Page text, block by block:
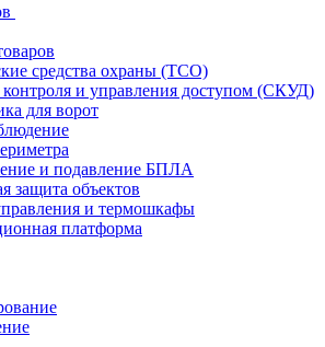
средства охраны (ТСО)
и управления доступом (СКУД)
для ворот
и подавление БПЛА
защита объектов
и термошкафы
платформа